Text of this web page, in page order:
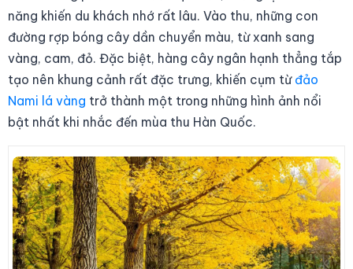
năng khiến du khách nhớ rất lâu. Vào thu, những con
đường rợp bóng cây dần chuyển màu, từ xanh sang
vàng, cam, đỏ. Đặc biệt, hàng cây ngân hạnh thẳng tắp
tạo nên khung cảnh rất đặc trưng, khiến cụm từ đảo
Nami lá vàng trở thành một trong những hình ảnh nổi
bật nhất khi nhắc đến mùa thu Hàn Quốc.